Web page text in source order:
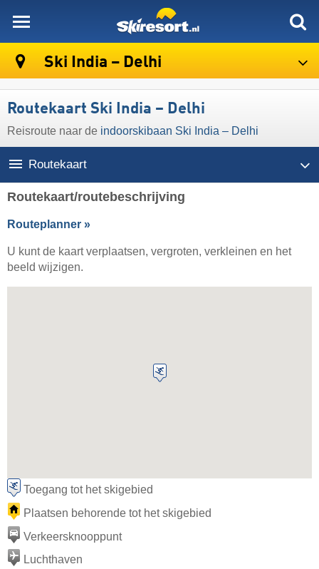
Ski India – Delhi
Routekaart Ski India – Delhi
Reisroute naar de indoorskibaan Ski India – Delhi
Routekaart
Routekaart/routebeschrijving
Routeplanner »
U kunt de kaart verplaatsen, vergroten, verkleinen en het
beeld wijzigen.
Toegang tot het skigebied
Plaatsen behorende tot het skigebied
Verkeersknooppunt
Luchthaven